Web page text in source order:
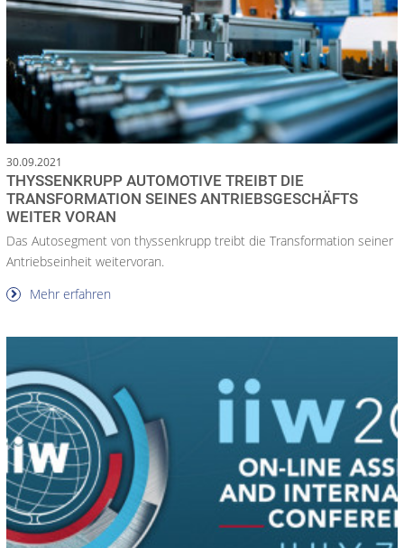
30.09.2021
THYSSENKRUPP AUTOMOTIVE TREIBT DIE
TRANSFORMATION SEINES ANTRIEBSGESCHÄFTS
WEITER VORAN
Das Autosegment von thyssenkrupp treibt die Transformation seiner
Antriebseinheit weitervoran.
Mehr erfahren